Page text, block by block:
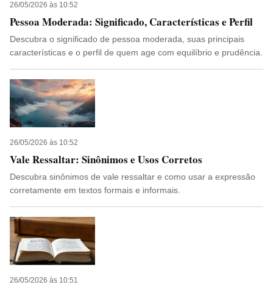
26/05/2026 às 10:52
Pessoa Moderada: Significado, Características e Perfil
Descubra o significado de pessoa moderada, suas principais
características e o perfil de quem age com equilíbrio e prudência.
26/05/2026 às 10:52
Vale Ressaltar: Sinônimos e Usos Corretos
Descubra sinônimos de vale ressaltar e como usar a expressão
corretamente em textos formais e informais.
26/05/2026 às 10:51